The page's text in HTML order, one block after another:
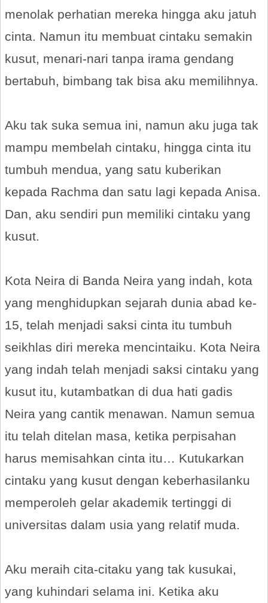
menolak perhatian mereka hingga aku jatuh
cinta. Namun itu membuat cintaku semakin
kusut, menari-nari tanpa irama gendang
bertabuh, bimbang tak bisa aku memilihnya.
Aku tak suka semua ini, namun aku juga tak
mampu membelah cintaku, hingga cinta itu
tumbuh mendua, yang satu kuberikan
kepada Rachma dan satu lagi kepada Anisa.
Dan, aku sendiri pun memiliki cintaku yang
kusut.
Kota Neira di Banda Neira yang indah, kota
yang menghidupkan sejarah dunia abad ke-
15, telah menjadi saksi cinta itu tumbuh
seikhlas diri mereka mencintaiku. Kota Neira
yang indah telah menjadi saksi cintaku yang
kusut itu, kutambatkan di dua hati gadis
Neira yang cantik menawan. Namun semua
itu telah ditelan masa, ketika perpisahan
harus memisahkan cinta itu… Kutukarkan
cintaku yang kusut dengan keberhasilanku
memperoleh gelar akademik tertinggi di
universitas dalam usia yang relatif muda.
Aku meraih cita-citaku yang tak kusukai,
yang kuhindari selama ini. Ketika aku